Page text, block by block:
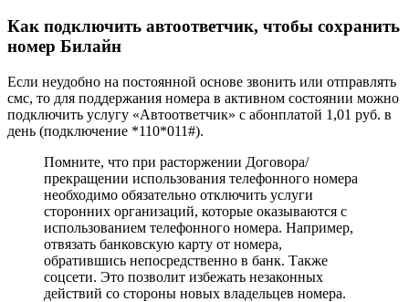
Как подключить автоответчик, чтобы сохранить
номер Билайн
Если неудобно на постоянной основе звонить или отправлять
смс, то для поддержания номера в активном состоянии можно
подключить услугу «Автоответчик» с абонплатой 1,01 руб. в
день (подключение *110*011#).
Помните, что при расторжении Договора/
прекращении использования телефонного номера
необходимо обязательно отключить услуги
сторонних организаций, которые оказываются с
использованием телефонного номера. Например,
отвязать банковскую карту от номера,
обратившись непосредственно в банк. Также
соцсети. Это позволит избежать незаконных
действий со стороны новых владельцев номера.